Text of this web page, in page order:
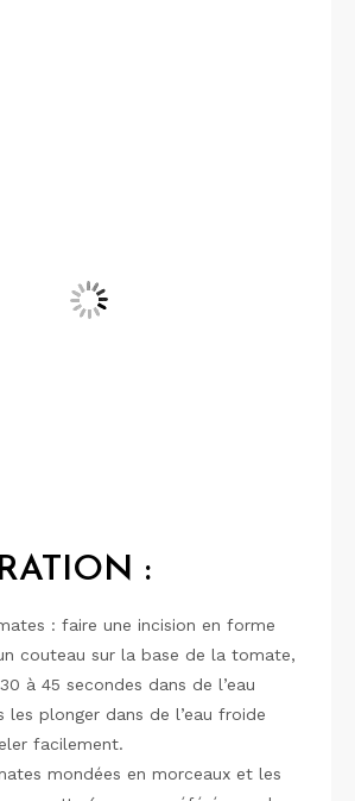
:
: faire une incision en forme
couteau sur la base de la tomate,
à 45 secondes dans de l’eau
les plonger dans de l’eau froide
facilement.
mondées en morceaux et les